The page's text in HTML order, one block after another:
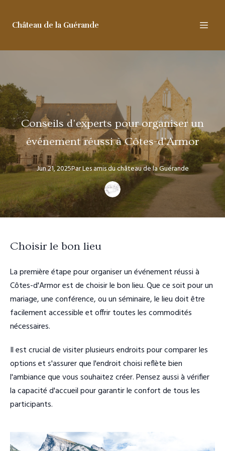
Château de la Guérande
Conseils d'experts pour organiser un
événement réussi à Côtes-d'Armor
Jun 21, 2025ParLes amisdu château de la Guérande
Choisir le bon lieu
La première étape pour organiser un événement réussi à
Côtes-d'Armor est de choisir le bon lieu. Que ce soit pour un
mariage, une conférence, ou un séminaire, le lieu doit être
facilement accessible et offrir toutes les commodités
nécessaires.
Il est crucial de visiter plusieurs endroits pour comparer les
options et s'assurer que l'endroit choisi reflète bien
l'ambiance que vous souhaitez créer. Pensez aussi à vérifier
la capacité d'accueil pour garantir le confort de tous les
participants.